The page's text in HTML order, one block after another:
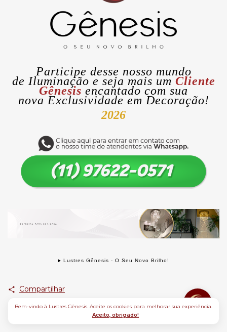
Bem-vindo à Lustres Gênesis. Aceite os cookies para melhorar sua experiência.
Aceito, obrigado!
Participe desse nosso mundo
de Iluminação e seja mais um Cliente
Gênesis encantado com sua
nova Exclusividade em Decoração!
2026
Lustres Gênesis - O Seu Novo Brilho!
Compartilhar